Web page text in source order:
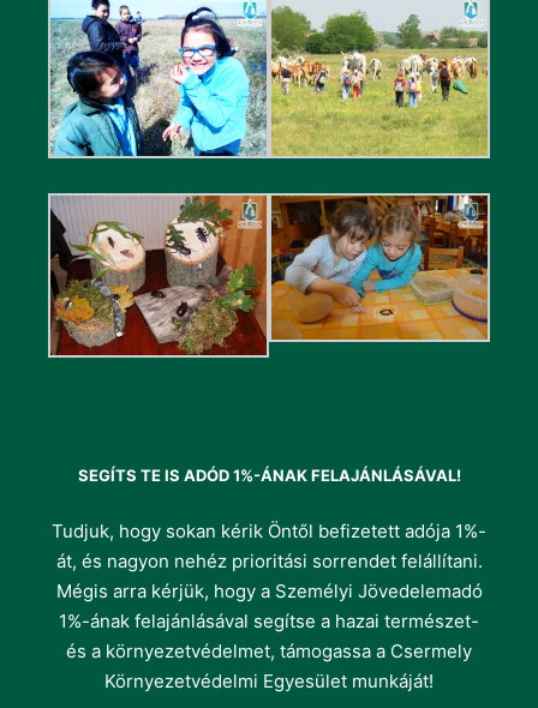
SEGÍTS TE IS ADÓD 1%-ÁNAK FELAJÁNLÁSÁVAL!
Tudjuk, hogy sokan kérik Öntől befizetett adója 1%-
át, és nagyon nehéz prioritási sorrendet felállítani.
Mégis arra kérjük, hogy a Személyi Jövedelemadó
1%-ának felajánlásával segítse a hazai természet-
és a környezetvédelmet, támogassa a Csermely
Környezetvédelmi Egyesület munkáját!